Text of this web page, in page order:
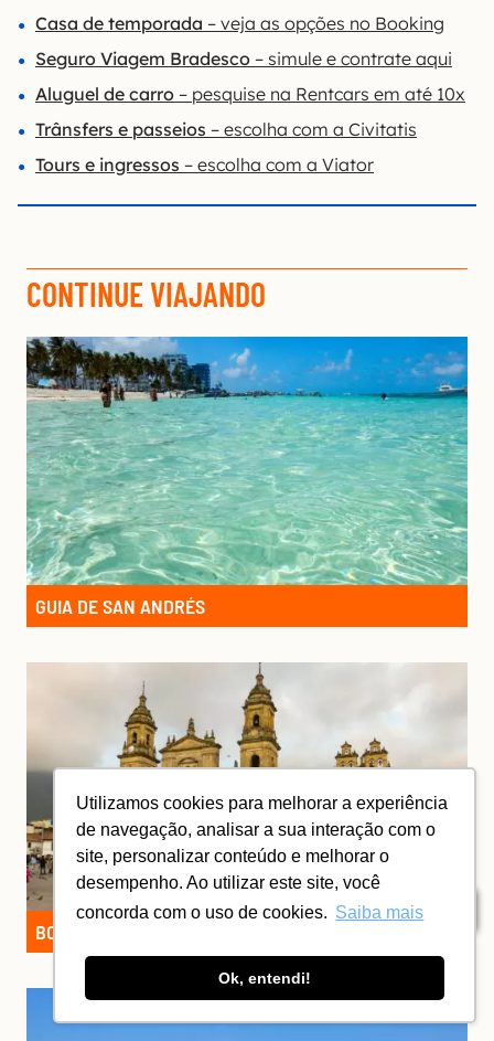
Utilizamos cookies para melhorar a experiência
de navegação, analisar a sua interação com o
site, personalizar conteúdo e melhorar o
desempenho. Ao utilizar este site, você
concorda com o uso de cookies. Saiba mais
Ok, entendi!
Índice
Casa de temporada – veja as opções no Booking
Seguro Viagem Bradesco – simule e contrate aqui
Aluguel de carro – pesquise na Rentcars em até 10x
Trânsfers e passeios – escolha com a Civitatis
Tours e ingressos – escolha com a Viator
CONTINUE VIAJANDO
GUIA DE SAN ANDRÉS
BOGOTÁ: A EXPERIÊNCIA DA MIRIAM